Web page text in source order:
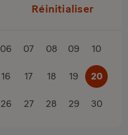
Réinitialiser
06 07 08 09 10
16 17 18 19 20
26 27 28 29 30